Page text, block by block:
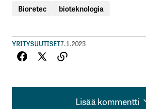
Bioretec bioteknologia
YRITYSUUTISET7.1.2023
Lisää kommentti